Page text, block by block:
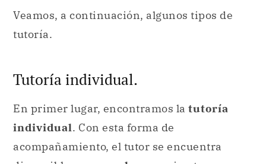
Veamos, a continuación, algunos tipos de
tutoría.
Tutoría individual.
En primer lugar, encontramos la tutoría
individual. Con esta forma de
acompañamiento, el tutor se encuentra